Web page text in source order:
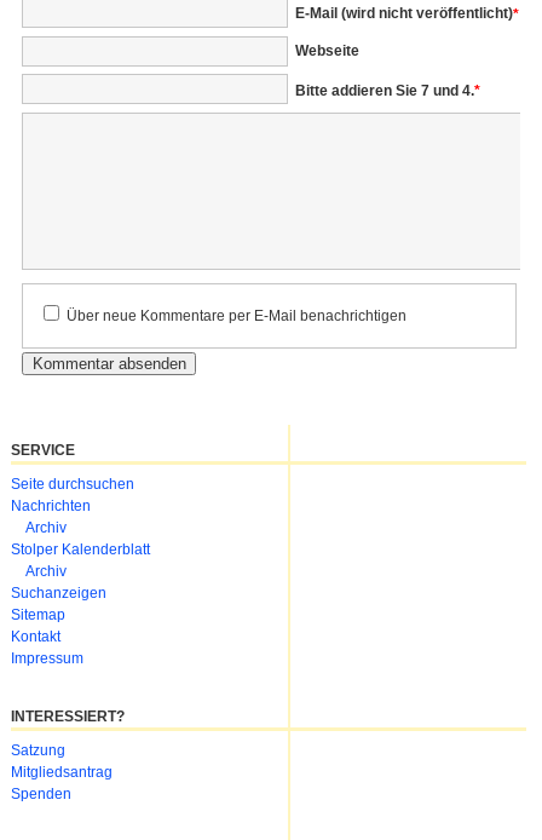
Pflichtfeld
E-Mail (wird nicht veröffentlicht)*
Webseite
Bitte addieren Sie 7 und 4.*
Kommentar
Über neue Kommentare per E-Mail benachrichtigen
SERVICE
Navigation
überspringen
Seite durchsuchen
Nachrichten
Archiv
Stolper Kalenderblatt
Archiv
Suchanzeigen
Sitemap
Kontakt
Impressum
INTERESSIERT?
Navigation
überspringen
Satzung
Mitgliedsantrag
Spenden